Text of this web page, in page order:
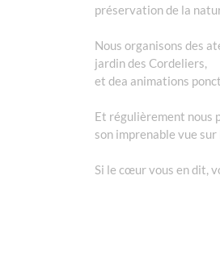
préservation de la
Nous organisons des
jardin des Cordeliers,
et dea animations
Et régulièrement nous
son imprenable vue sur
Si le cœur vous en dit,